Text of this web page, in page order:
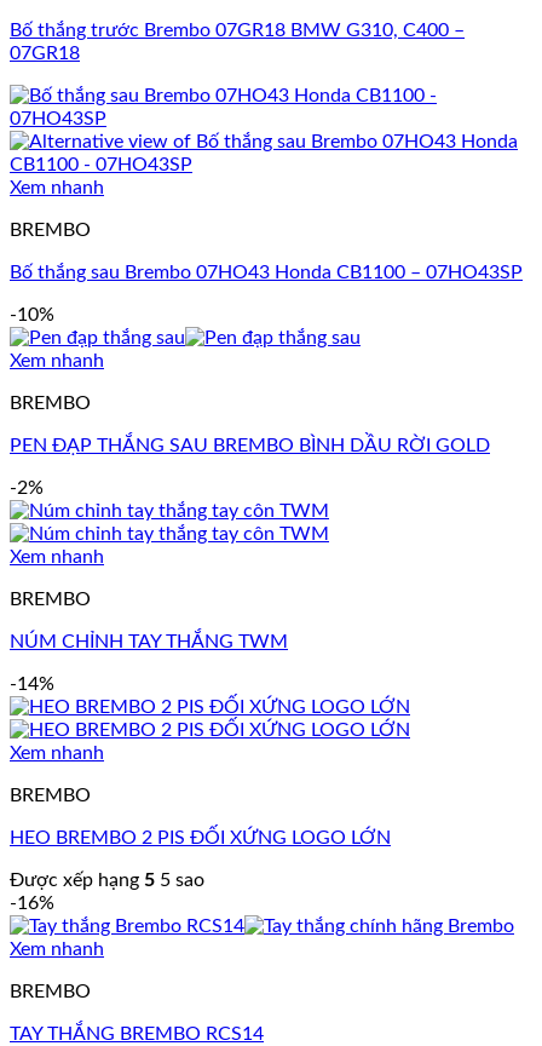
Bố thắng trước Brembo 07GR18 BMW G310, C400 –
07GR18
Xem nhanh
BREMBO
Bố thắng sau Brembo 07HO43 Honda CB1100 – 07HO43SP
-10%
Xem nhanh
BREMBO
PEN ĐẠP THẮNG SAU BREMBO BÌNH DẦU RỜI GOLD
-2%
Xem nhanh
BREMBO
NÚM CHỈNH TAY THẮNG TWM
-14%
Xem nhanh
BREMBO
HEO BREMBO 2 PIS ĐỐI XỨNG LOGO LỚN
Được xếp hạng 5 5 sao
-16%
Xem nhanh
BREMBO
TAY THẮNG BREMBO RCS14